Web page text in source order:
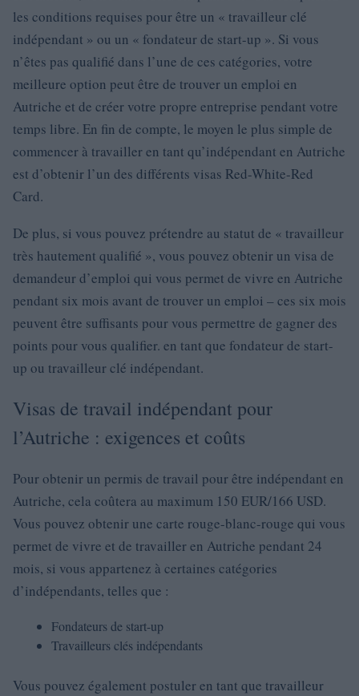
les conditions requises pour être un « travailleur clé
indépendant » ou un « fondateur de start-up ». Si vous
n’êtes pas qualifié dans l’une de ces catégories, votre
meilleure option peut être de trouver un emploi en
Autriche et de créer votre propre entreprise pendant votre
temps libre. En fin de compte, le moyen le plus simple de
commencer à travailler en tant qu’indépendant en Autriche
est d’obtenir l’un des différents visas Red-White-Red
Card.
De plus, si vous pouvez prétendre au statut de « travailleur
très hautement qualifié », vous pouvez obtenir un visa de
demandeur d’emploi qui vous permet de vivre en Autriche
pendant six mois avant de trouver un emploi – ces six mois
peuvent être suffisants pour vous permettre de gagner des
points pour vous qualifier. en tant que fondateur de start-
up ou travailleur clé indépendant.
Visas de travail indépendant pour
l’Autriche : exigences et coûts
Pour obtenir un permis de travail pour être indépendant en
Autriche, cela coûtera au maximum 150 EUR/166 USD.
Vous pouvez obtenir une carte rouge-blanc-rouge qui vous
permet de vivre et de travailler en Autriche pendant 24
mois, si vous appartenez à certaines catégories
d’indépendants, telles que :
Fondateurs de start-up
Travailleurs clés indépendants
Vous pouvez également postuler en tant que travailleur